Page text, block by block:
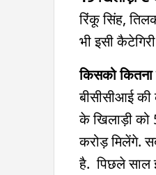
रिंकू सिंह,
भी इसी
किसको कितना
बीसीसीआई
के खिलाड़ी को
करोड़ मिलेंगे.
है. पिछले साल